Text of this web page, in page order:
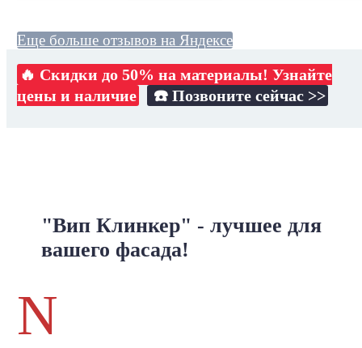
Еще больше отзывов на Яндексе
🔥 Скидки до 50% на материалы! Узнайте
цены и наличие
☎️ Позвоните сейчас >>
"Вип Клинкер" - лучшее для
вашего фасада!
N